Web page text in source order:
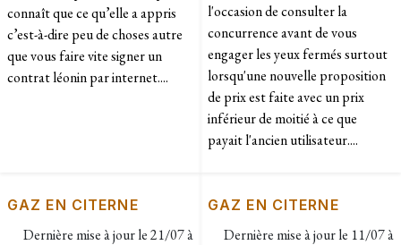
connaît que ce qu’elle a appris
c’est-à-dire peu de choses autre
que vous faire vite signer un
contrat léonin par internet....
l'occasion de consulter la
concurrence avant de vous
engager les yeux fermés surtout
lorsqu'une nouvelle proposition
de prix est faite avec un prix
inférieur de moitié à ce que
payait l'ancien utilisateur....
GAZ EN CITERNE
Dernière mise à jour le21/07 à
GAZ EN CITERNE
Dernière mise à jour le 11/07 à